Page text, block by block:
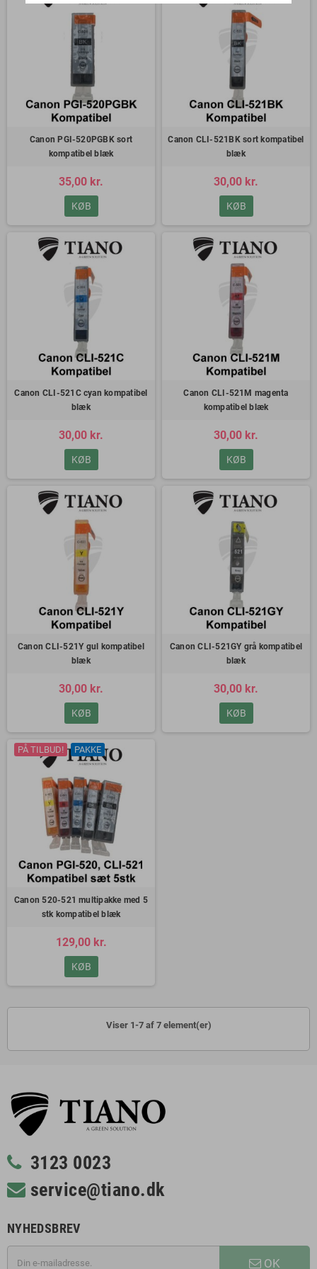
Canon PGI-520PGBK sort
kompatibel blæk
35,00 kr.
KØB
Canon CLI-521BK sort kompatibel
blæk
30,00 kr.
KØB
Canon CLI-521C cyan kompatibel
blæk
30,00 kr.
KØB
Canon CLI-521M magenta
kompatibel blæk
30,00 kr.
KØB
Canon CLI-521Y gul kompatibel
blæk
30,00 kr.
KØB
Canon CLI-521GY grå kompatibel
blæk
30,00 kr.
KØB
PÅ TILBUD! PAKKE
Canon 520-521 multipakke med 5
stk kompatibel blæk
129,00 kr.
KØB
Viser 1-7 af 7 element(er)
3123 0023
service@tiano.dk
NYHEDSBREV
OK